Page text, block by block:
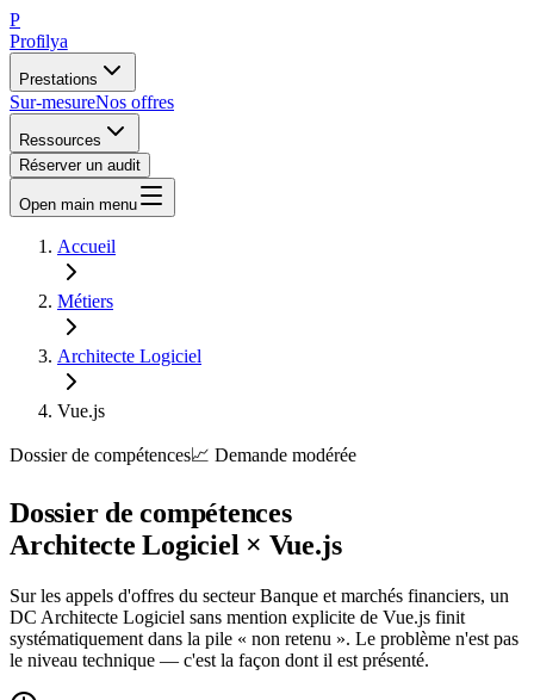
P
Profilya
Prestations
Sur-mesureNos offres
Ressources
Réserver un audit
Open main menu
Accueil
Métiers
Architecte Logiciel
Vue.js
Dossier de compétences📈 Demande modérée
Dossier de compétences
Architecte Logiciel × Vue.js
Sur les appels d'offres du secteur Banque et marchés financiers, un
DC Architecte Logiciel sans mention explicite de Vue.js finit
systématiquement dans la pile « non retenu ». Le problème n'est pas
le niveau technique — c'est la façon dont il est présenté.